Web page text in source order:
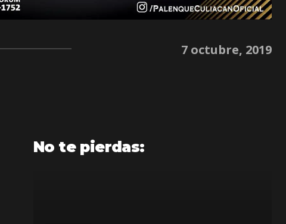
7 octubre, 2019
No te pierdas: